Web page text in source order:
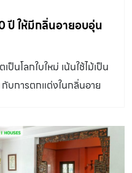
ปี ให้มีกลิ่นอายอบอุ่น
ป็นโลกใบใหม่ เน้นใช้ไม้เป็น
บการตกแต่งในกลิ่นอาย